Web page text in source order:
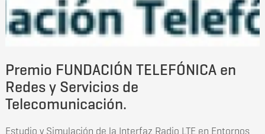
Premio FUNDACIÓN TELEFÓNICA en
Redes y Servicios de
Telecomunicación.
Estudio y Simulación de la Interfaz Radio LTE en Entornos